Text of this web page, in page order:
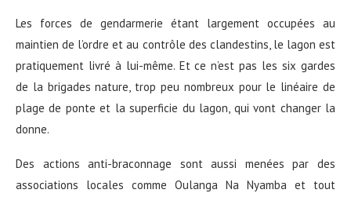
Les forces de gendarmerie étant largement occupées au
maintien de l’ordre et au contrôle des clandestins, le lagon est
pratiquement livré à lui-même. Et ce n’est pas les six gardes
de la brigades nature, trop peu nombreux pour le linéaire de
plage de ponte et la superficie du lagon, qui vont changer la
donne.
Des actions anti-braconnage sont aussi menées par des
associations locales comme Oulanga Na Nyamba et tout